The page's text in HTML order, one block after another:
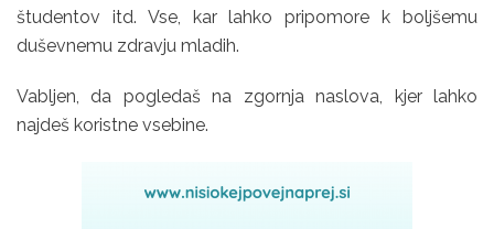
študentov itd. Vse, kar lahko pripomore k boljšemu
duševnemu zdravju mladih.
Vabljen, da pogledaš na zgornja naslova, kjer lahko
najdeš koristne vsebine.